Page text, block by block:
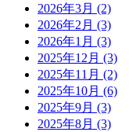
2026年3月 (2)
2026年2月 (3)
2026年1月 (3)
2025年12月 (3)
2025年11月 (2)
2025年10月 (6)
2025年9月 (3)
2025年8月 (3)